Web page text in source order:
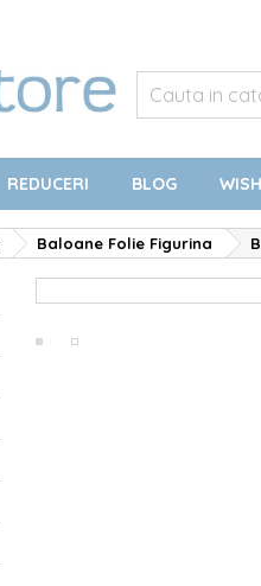
REDUCERI BLOG
Baloane Folie Figurina